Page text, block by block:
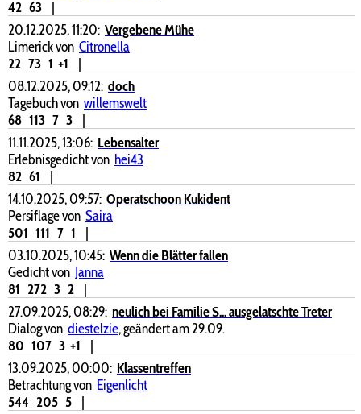
42 63
|
20.12.2025, 11:20: Vergebene Mühe
Limerick von Citronella
22 73 1 +1
|
08.12.2025, 09:12: doch
Tagebuch von willemswelt
68 113 7 3
|
11.11.2025, 13:06: Lebensalter
Erlebnisgedicht von hei43
82 61
|
14.10.2025, 09:57: Operatschoon Kukident
Persiflage von Saira
501 111 7 1
|
03.10.2025, 10:45: Wenn die Blätter fallen
Gedicht von Janna
81 272 3 2
|
27.09.2025, 08:29: neulich bei Familie S... ausgelatschte Treter
Dialog von diestelzie, geändert am 29.09.
80 107 3 +1
|
13.09.2025, 00:00: Klassentreffen
Betrachtung von Eigenlicht
544 205 5
|